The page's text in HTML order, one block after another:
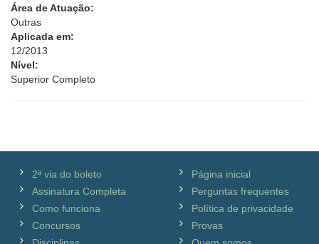
Área de Atuação:
Outras
Aplicada em:
12/2013
Nível:
Superior Completo
2ª via do boleto
Assinatura Completa
Como funciona
Concursos
Página inicial
Perguntas frequentes
Política de privacidade
Provas